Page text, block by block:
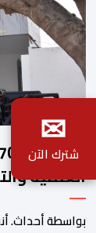
العلمية
الخبرات
بواسطة أحداث.
✉
شترك الآن